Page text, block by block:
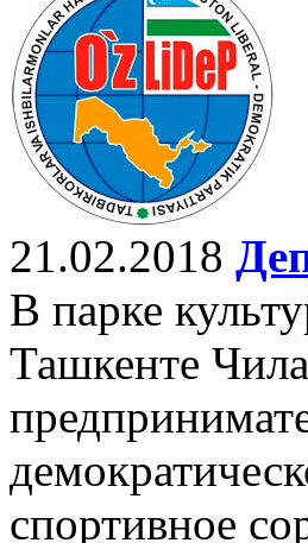
21.02.2018
В парке
Ташкенте
спортивное